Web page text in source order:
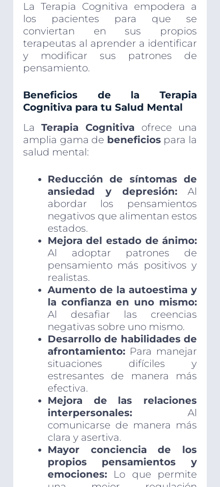
La Terapia Cognitiva empodera a
los pacientes para que se
conviertan en sus propios
terapeutas al aprender a identificar
y modificar sus patrones de
pensamiento.
Beneficios de la Terapia
Cognitiva para tu Salud Mental
LaTerapia Cognitiva ofrece una
amplia gama de beneficios para la
salud mental:
Reducción de síntomas de
ansiedad y depresión: Al
abordar los pensamientos
negativos que alimentan estos
estados.
Mejora del estado de ánimo:
Al adoptar patrones de
pensamiento más positivos y
realistas.
Aumento de la autoestima y
la confianza en uno mismo:
Al desafiar las creencias
negativas sobre uno mismo.
Desarrollo de habilidades de
afrontamiento:Para manejar
situaciones difíciles y
estresantes de manera más
efectiva.
Mejora de las relaciones
interpersonales:Al
comunicarse de manera más
clara y asertiva.
Mayor conciencia de los
propios pensamientos y
emociones:Lo que permite